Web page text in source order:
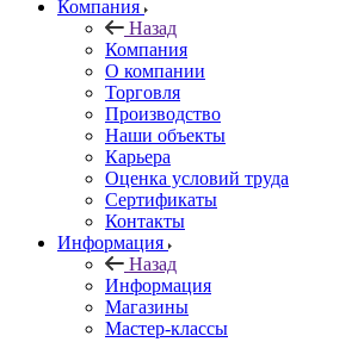
Компания
Назад
Компания
О компании
Торговля
Производство
Наши объекты
Карьера
Оценка условий труда
Сертификаты
Контакты
Информация
Назад
Информация
Магазины
Мастер-классы